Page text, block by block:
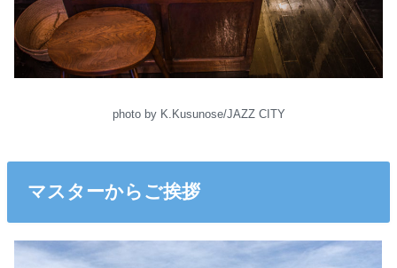
photo by K.Kusunose/JAZZ CITY
マスターからご挨拶